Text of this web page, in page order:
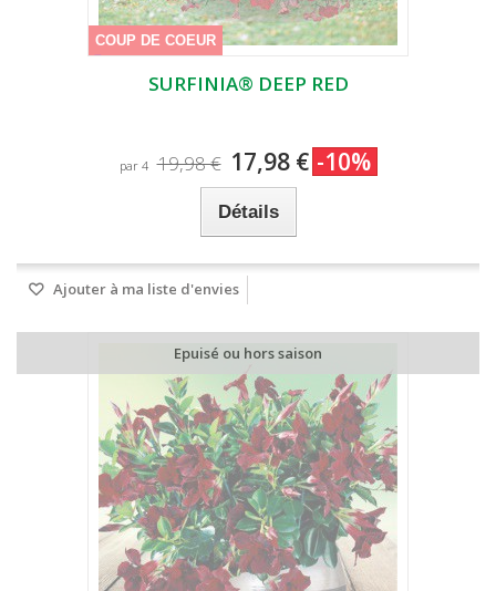
COUP DE COEUR
SURFINIA® DEEP RED
par 4 19,98 € 17,98 € -10%
Détails
Ajouter à ma liste d'envies
Epuisé ou hors saison